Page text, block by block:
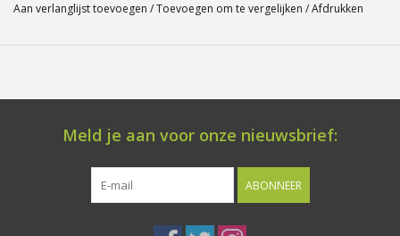
Aan verlanglijst toevoegen /Toevoegen om te vergelijken /Afdrukken
Meld je aan voor onze nieuwsbrief:
ABONNEER